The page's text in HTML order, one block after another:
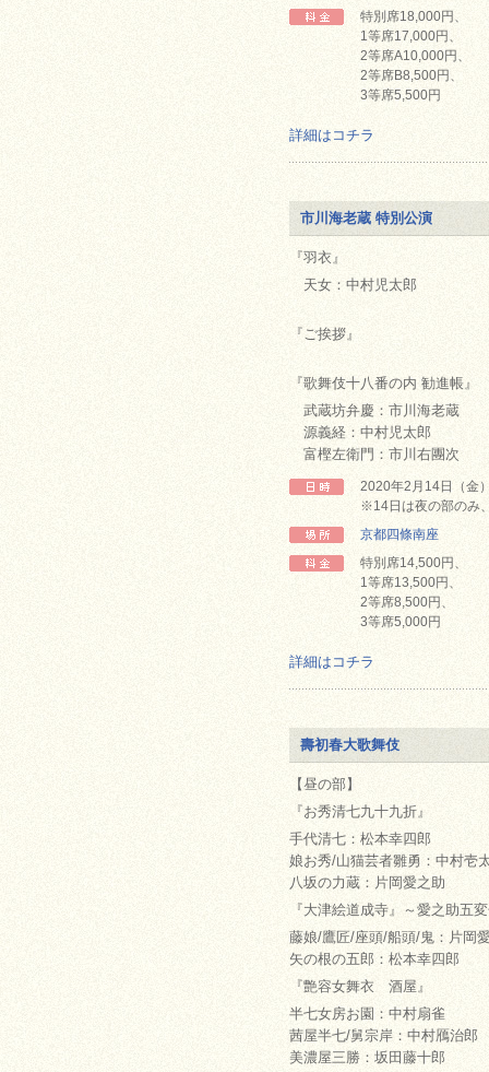
特別席18,000円、
1等席17,000円、
2等席A10,000円、
2等席B8,500円、
3等席5,500円
詳細はコチラ
市川海老蔵 特別公演
『羽衣』
天女：中村児太郎
『ご挨拶』
『歌舞伎十八番の内 勧進帳』
武蔵坊弁慶：市川海老蔵
源義経：中村児太郎
富樫左衛門：市川右團次
2020年2月14日（金
※14日は夜の部のみ
京都四條南座
特別席14,500円、
1等席13,500円、
2等席8,500円、
3等席5,000円
詳細はコチラ
壽初春大歌舞伎
【昼の部】
『お秀清七九十九折』
手代清七：松本幸四郎
娘お秀/山猫芸者雛勇：中村壱
八坂の力蔵：片岡愛之助
『大津絵道成寺』～愛之助五
藤娘/鷹匠/座頭/船頭/鬼：片岡
矢の根の五郎：松本幸四郎
『艶容女舞衣 酒屋』
半七女房お園：中村扇雀
茜屋半七/舅宗岸：中村鴈治郎
美濃屋三勝：坂田藤十郎